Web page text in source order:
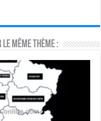
même thème :